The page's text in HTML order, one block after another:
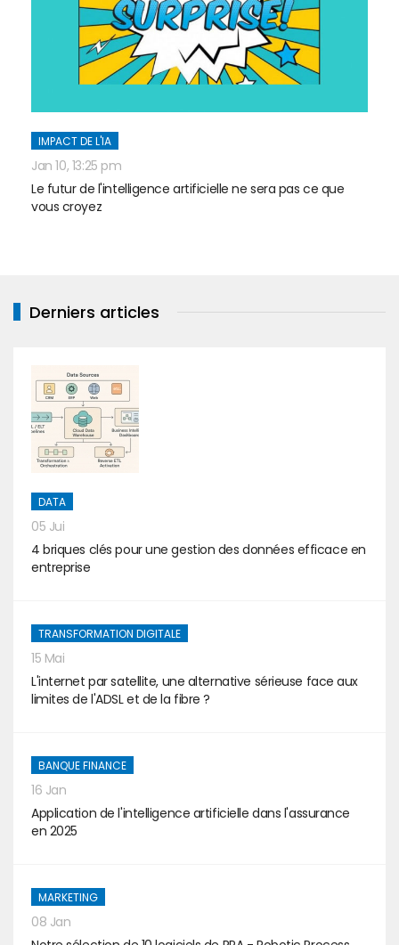
IMPACT DE L'IA
Jan 10, 13:25 pm
Le futur de l'intelligence artificielle ne sera pas ce que
vous croyez
Derniers articles
DATA
05 Jui
4 briques clés pour une gestion des données efficace en
entreprise
TRANSFORMATION DIGITALE
15 Mai
L'internet par satellite, une alternative sérieuse face aux
limites de l'ADSL et de la fibre ?
BANQUE FINANCE
16 Jan
Application de l'intelligence artificielle dans l'assurance
en 2025
MARKETING
08 Jan